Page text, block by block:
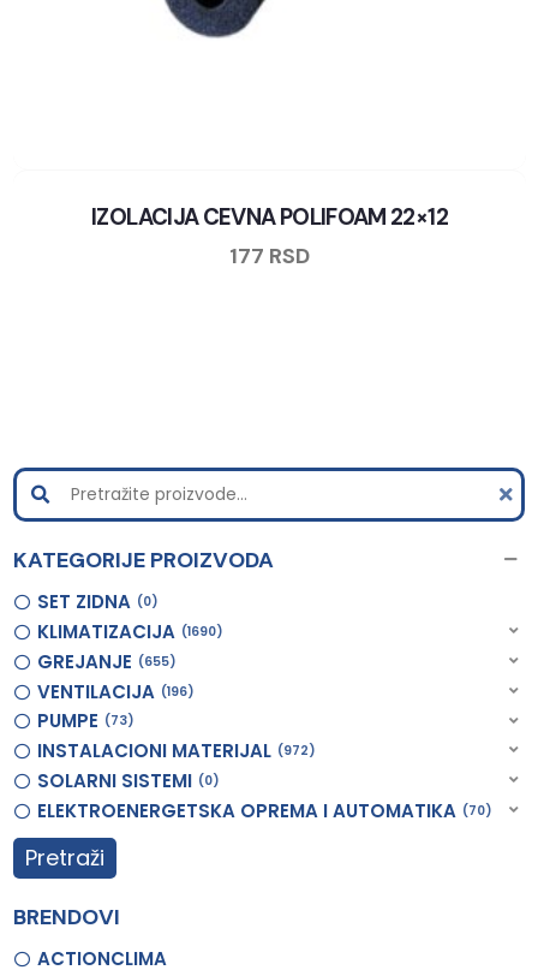
IZOLACIJA CEVNA POLIFOAM 22×12
177 RSD
KATEGORIJE PROIZVODA
SET ZIDNA 0
KLIMATIZACIJA 1690
GREJANJE 655
VENTILACIJA 196
PUMPE 73
INSTALACIONI MATERIJAL 972
SOLARNI SISTEMI 0
ELEKTROENERGETSKA OPREMA I AUTOMATIKA 70
Pretraži
BRENDOVI
ACTIONCLIMA